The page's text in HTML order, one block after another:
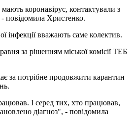
мають коронавірус, контактували з
повідомила Христенко.
інфекції вважають саме колектив.
за рішенням міської комісії ТЕБ
за потрібне продовжити карантин
І серед тих, хто працював,
діагноз", - повідомила